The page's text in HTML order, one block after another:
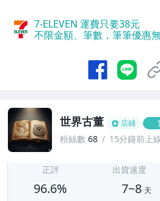
7-ELEVEN 運費只要38元
不限金額、筆數，筆筆優惠
世界古董 店鋪
粉絲數 68 15分鐘前上
正評
96.6%
出貨速度
7~8 天